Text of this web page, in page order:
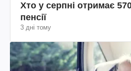
Хто у серпні отримає
пенсії
3 дні тому